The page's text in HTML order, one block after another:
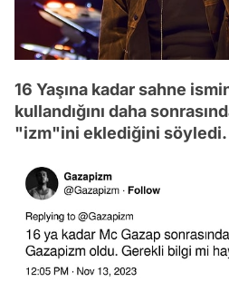
16 Yaşına kadar sahne
kullandığını daha
"izm"ini eklediğini söyledi.